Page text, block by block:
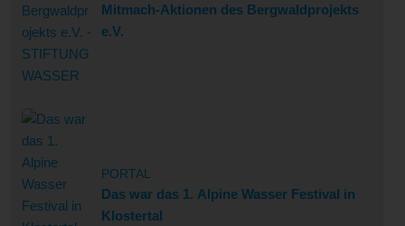
Mitmach-Aktionen des Bergwaldprojekts
e.V.
PORTAL
Das war das 1. Alpine Wasser Festival in
Klostertal